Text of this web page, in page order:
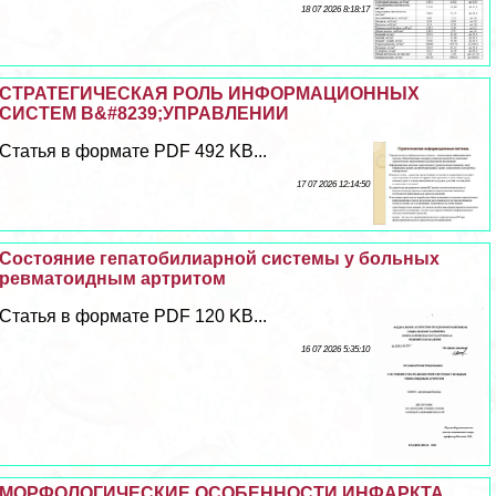
18 07 2026 8:18:17
СТРАТЕГИЧЕСКАЯ РОЛЬ ИНФОРМАЦИОННЫХ
СИСТЕМ В&#8239;УПРАВЛЕНИИ
Статья в формате PDF 492 KB...
17 07 2026 12:14:50
Состояние гепатобилиарной системы у больных
ревматоидным артритом
Статья в формате PDF 120 KB...
16 07 2026 5:35:10